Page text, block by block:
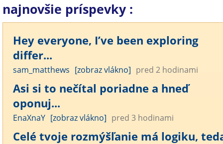
najnovšie príspevky :
Hey everyone, I’ve been exploring
differ...
sam_matthews [zobraz vlákno] pred 2 hodinami
Asi si to nečítal poriadne a hneď
oponuj...
EnaXnaY [zobraz vlákno] pred 3 hodinami
Celé tvoje rozmýšľanie má logiku,